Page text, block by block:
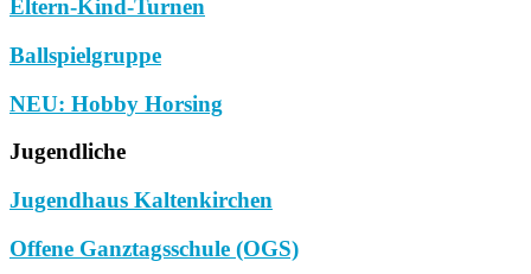
Eltern-Kind-Turnen
Ballspielgruppe
NEU: Hobby Horsing
Jugendliche
Jugendhaus Kaltenkirchen
Offene Ganztagsschule (OGS)